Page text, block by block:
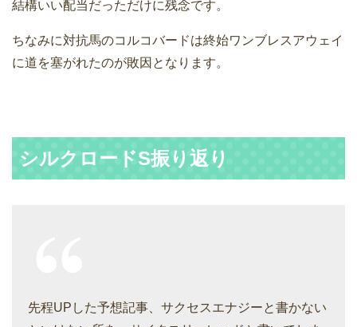
結構いい配当だっただけに残念です。
ちなみに対抗馬のコルコバードは終始ワンブレスアウェイ
に道を塞がれたのが敗因となります。
シルクロードS振り返り
先程UPした予想記事、サクセスエナジーと書かない